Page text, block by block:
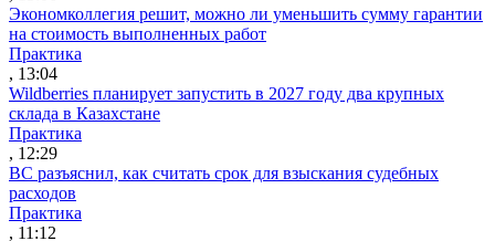
Экономколлегия решит, можно ли уменьшить сумму гарантии
на стоимость выполненных работ
Практика
, 13:04
Wildberries планирует запустить в 2027 году два крупных
склада в Казахстане
Практика
, 12:29
ВС разъяснил, как считать срок для взыскания судебных
расходов
Практика
, 11:12